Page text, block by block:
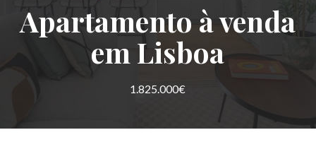
Apartamento à venda
em Lisboa
1.825.000€